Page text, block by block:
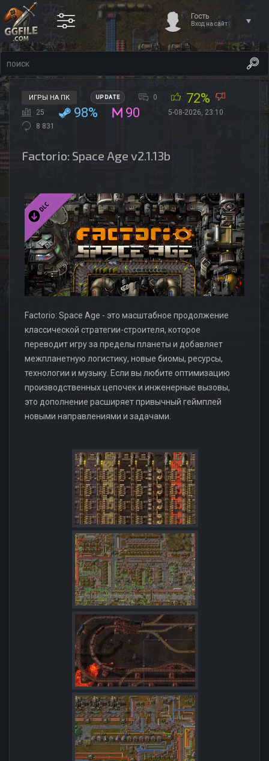
Гость
Вход на сайт
ИГРЫ НА ПК UPDATE 0 72%
25 98% 90
5-08-2026, 23:10
8 831
Factorio: Space Age v2.1.13b
Factorio: Space Age - это масштабное продолжение
классической стратегии-строителя, которое
переводит игру за пределы планеты и добавляет
межпланетную логистику, новые биомы, ресурсы,
технологии и музыку. Если вы любите оптимизацию
производственных цепочек и инженерные вызовы,
это дополнение расширяет привычный геймплей
новыми направлениями и задачами.